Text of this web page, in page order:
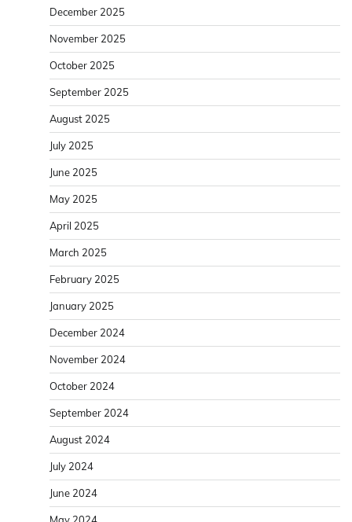
December 2025
November 2025
October 2025
September 2025
August 2025
July 2025
June 2025
May 2025
April 2025
March 2025
February 2025
January 2025
December 2024
November 2024
October 2024
September 2024
August 2024
July 2024
June 2024